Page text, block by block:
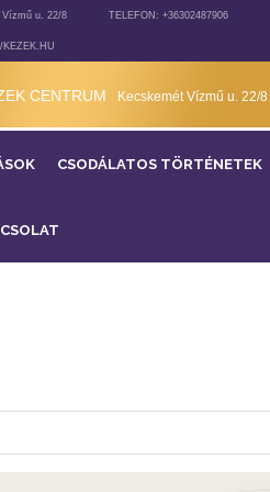
Vízmű u. 22/8 TELEFON: +36302487906
CENTRUM Kecskemét Vízmű u. 22/8
CSODÁLATOS TÖRTÉNETEK